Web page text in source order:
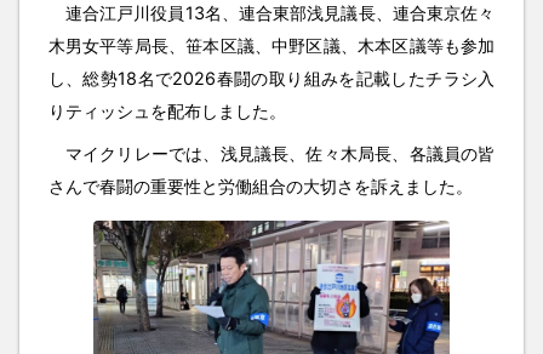
連合江戸川役員13名、連合東部浅見議長、連合東京佐々
木男女平等局長、笹本区議、中野区議、木本区議等も参加
し、総勢18名で2026春闘の取り組みを記載したチラシ入
りティッシュを配布しました。
マイクリレーでは、浅見議長、佐々木局長、各議員の皆
さんで春闘の重要性と労働組合の大切さを訴えました。